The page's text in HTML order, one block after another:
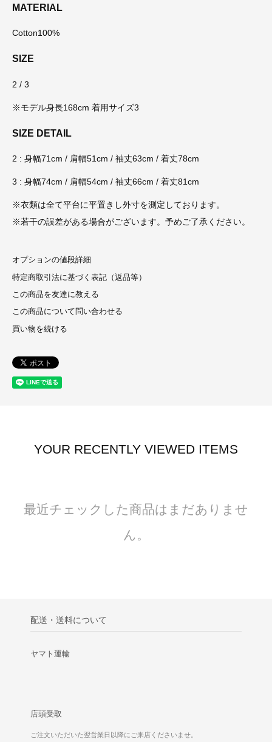
MATERIAL
Cotton100%
SIZE
2 / 3
※モデル身長168cm 着用サイズ3
SIZE DETAIL
2 : 身幅71cm / 肩幅51cm / 袖丈63cm / 着丈78cm
3 : 身幅74cm / 肩幅54cm / 袖丈66cm / 着丈81cm
※衣類は全て平台に平置きし外寸を測定しております。
※若干の誤差がある場合がございます。予めご了承ください。
オプションの値段詳細
特定商取引法に基づく表記（返品等）
この商品を友達に教える
この商品について問い合わせる
買い物を続ける
YOUR RECENTLY VIEWED ITEMS
最近チェックした商品はまだありませ
ん。
配送・送料について
ヤマト運輸
店頭受取
ご注文いただいた翌営業日以降にご来店くださいませ。